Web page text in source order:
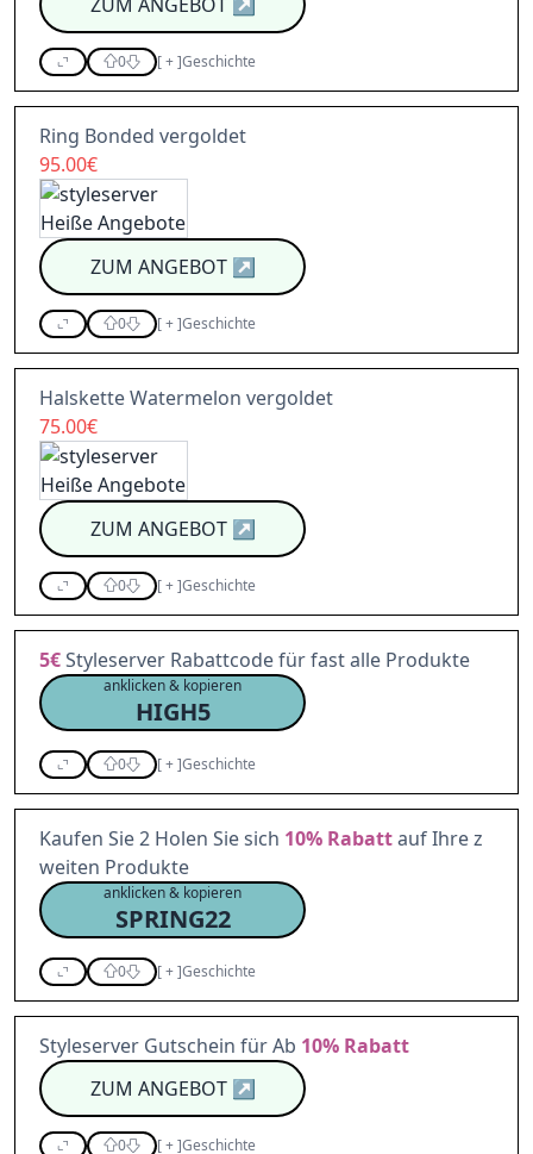
0 [+]Geschichte
Ring Bonded vergoldet
95.00€
ZUM ANGEBOT↗
0 [+]Geschichte
Halskette Watermelon vergoldet
75.00€
ZUM ANGEBOT↗
0 [+]Geschichte
5€Styleserver Rabattcode für fast alle Produkte
anklicken & kopieren
HIGH5
0 [+]Geschichte
Kaufen Sie 2 Holen Sie sich 10% Rabattauf Ihre z
weiten Produkte
anklicken & kopieren
SPRING22
0 [+]Geschichte
Styleserver Gutschein für Ab 10% Rabatt
ZUM ANGEBOT↗
0 [+]Geschichte